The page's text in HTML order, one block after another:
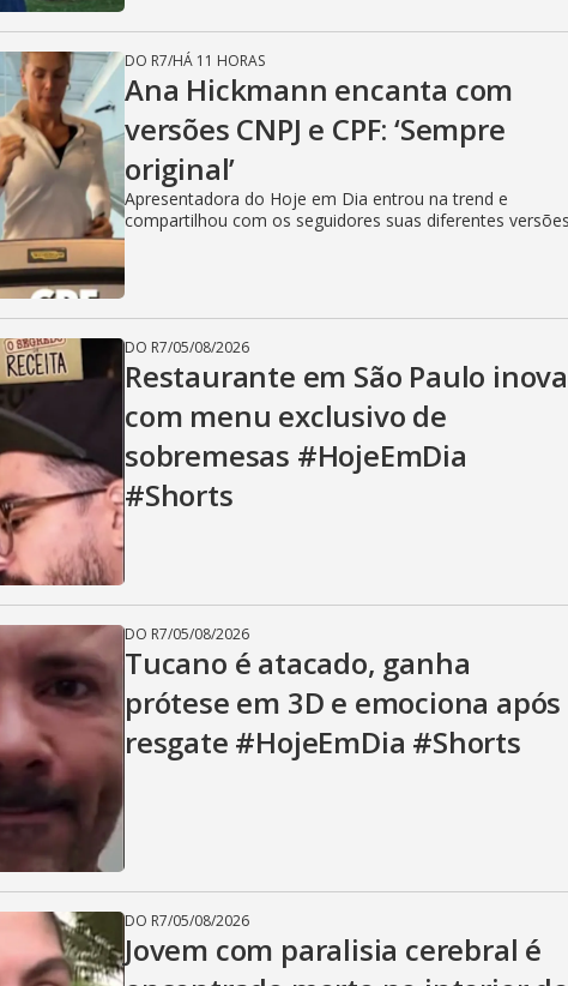
DO R7/HÁ 11 HORAS
Ana Hickmann encanta com
versões CNPJ e CPF: ‘Sempre
original’
Apresentadora do Hoje em Dia entrou na trend e
compartilhou com os seguidores suas diferentes versões
DO R7/05/08/2026
Restaurante em São Paulo inova
com menu exclusivo de
sobremesas #HojeEmDia
#Shorts
DO R7/05/08/2026
Tucano é atacado, ganha
prótese em 3D e emociona após
resgate #HojeEmDia #Shorts
DO R7/05/08/2026
Jovem com paralisia cerebral é